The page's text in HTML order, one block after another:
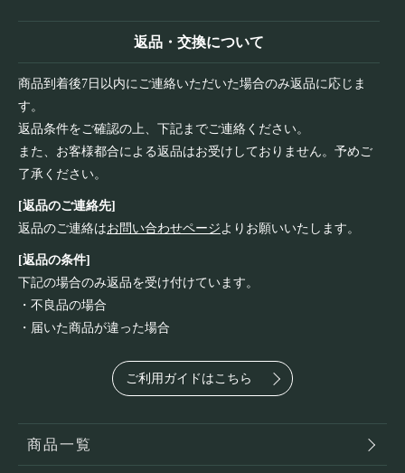
返品・交換について
商品到着後7日以内にご連絡いただいた場合のみ返品に応じま
す。
返品条件をご確認の上、下記までご連絡ください。
また、お客様都合による返品はお受けしておりません。予めご
了承ください。
[返品のご連絡先]
返品のご連絡はお問い合わせページよりお願いいたします。
[返品の条件]
下記の場合のみ返品を受け付けています。
・不良品の場合
・届いた商品が違った場合
ご利用ガイドはこちら
商品一覧